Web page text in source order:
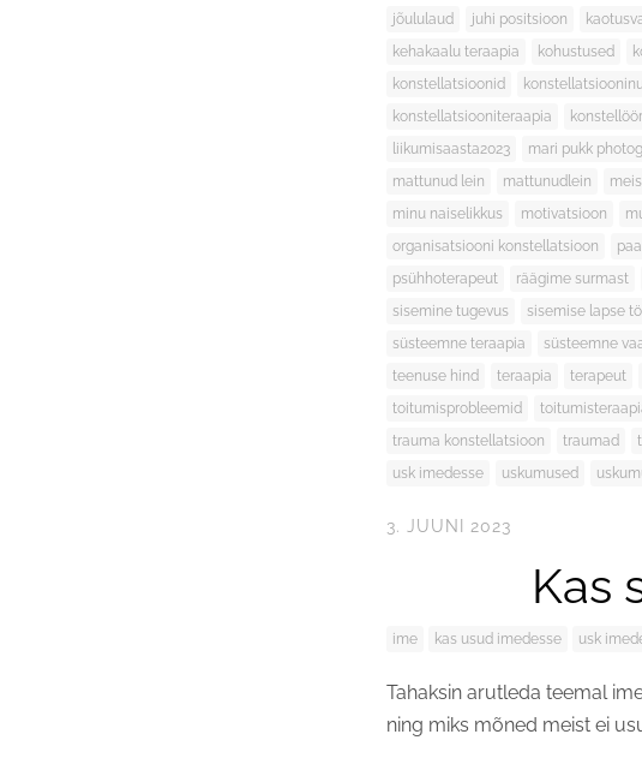
jõululaud
juhi positsioon
kehakaalu teraapia
kohustused
konstellatsioonid
konstellatsiooniteraapia
konstellöör
liikumisaasta2023
mari pukk
mattunud lein
mattunudlein
minu naiselikkus
motivatsioon
organisatsiooni konstellatsioon
psühhoterapeut
räägime surmast
sisemine tugevus
sisemise lapse
süsteemne teraapia
süsteemne
teenuse hind
teraapia terapeut
toitumisprobleemid
trauma konstellatsioon
traumad
usk imedesse
uskumused
3. JUUNI 2023
Kas
ime kas usud imedesse usk
Tahaksin arutleda teemal
ning miks mõned meist ei